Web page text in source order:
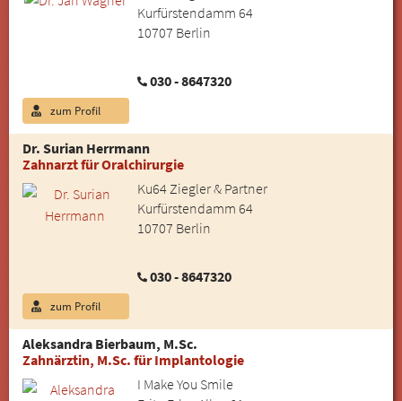
Kurfürstendamm 64
10707 Berlin
030 - 8647320
zum Profil
Dr. Surian Herrmann
Zahnarzt für Oralchirurgie
Ku64 Ziegler & Partner
Kurfürstendamm 64
10707 Berlin
030 - 8647320
zum Profil
Aleksandra Bierbaum, M.Sc.
Zahnärztin, M.Sc. für Implantologie
I Make You Smile